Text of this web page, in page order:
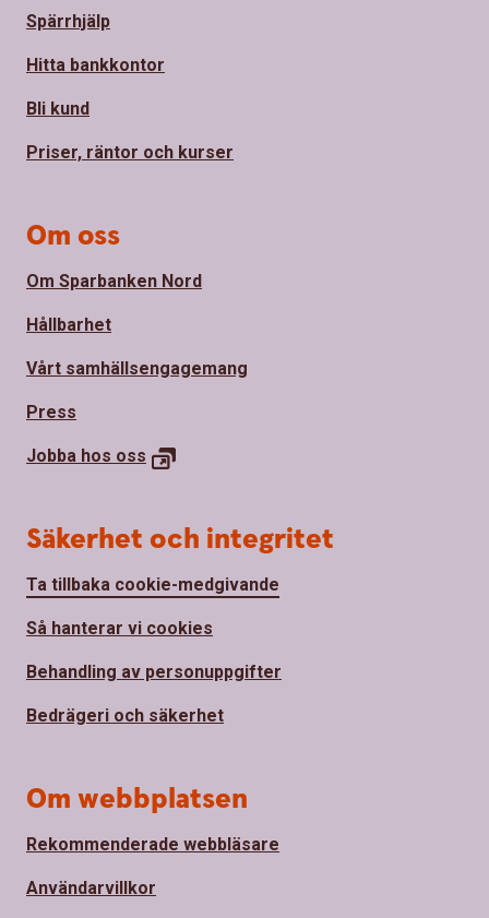
Spärrhjälp
Hitta bankkontor
Bli kund
Priser, räntor och kurser
Om oss
Om Sparbanken Nord
Hållbarhet
Vårt samhällsengagemang
Press
Jobba hos oss
Säkerhet och integritet
Ta tillbaka cookie-medgivande
Så hanterar vi cookies
Behandling av personuppgifter
Bedrägeri och säkerhet
Om webbplatsen
Rekommenderade webbläsare
Användarvillkor